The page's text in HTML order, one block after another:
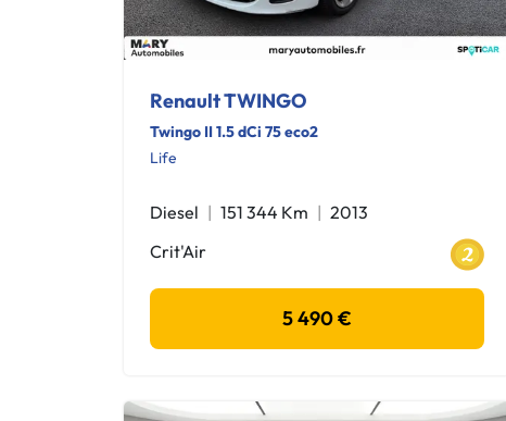
Renault TWINGO
Twingo II 1.5 dCi 75 eco2
Life
Diesel 151 344 Km
2013
Crit'Air
5 490 €